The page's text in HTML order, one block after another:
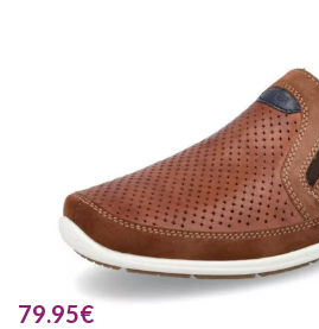
79.95€